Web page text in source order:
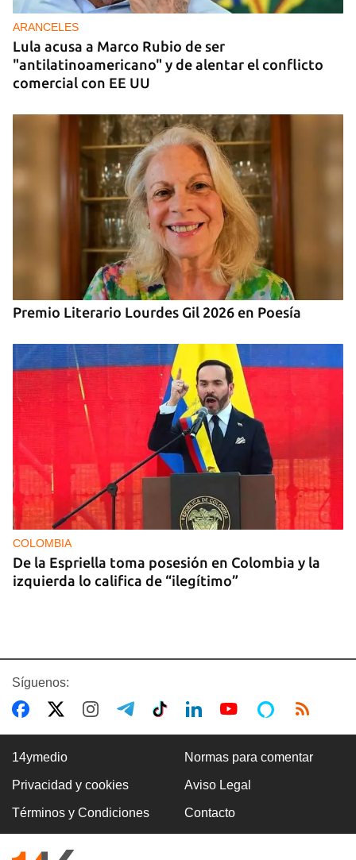
para zonas rurales de Cuba
ARANCELES
Lula acusa a Marco Rubio de ser
"antilatinoamericano" y de alentar el conflicto
comercial con EE UU
Premio Literario Lourdes Gil 2026 en Poesía
COLOMBIA
De la Espriella toma posesión en Colombia y la
izquierda lo califica de “ilegítimo”
BOXEO
El boxeo masculino cubano se quedó sin títulos
en Santo Domingo
Síguenos:
14ymedio Normas para comentar
Privacidad y cookies Aviso Legal
Términos y Condiciones Contacto